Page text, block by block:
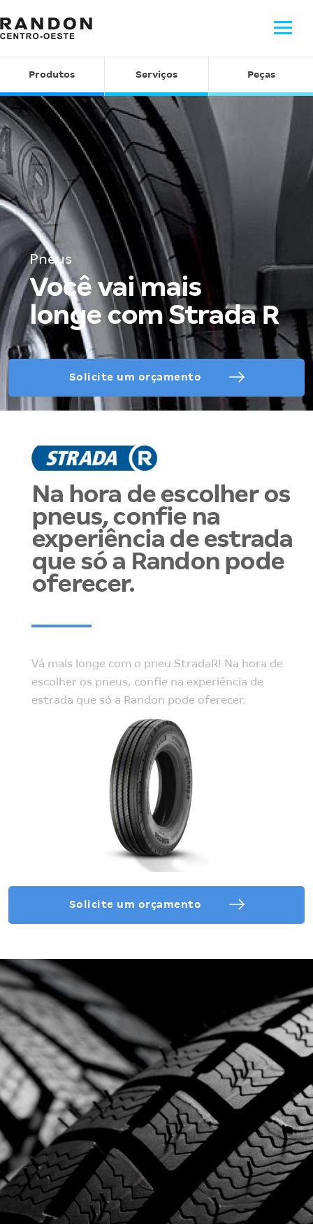
Produtos Serviços Peças
Pneus
Você vai mais
longe com Strada R
Solicite um orçamento
Na hora de escolher os
pneus, confie na
experiência de estrada
que só a Randon pode
oferecer.
Vá mais longe com o pneu StradaR! Na hora de
escolher os pneus, confie na experiência de
estrada que só a Randon pode oferecer.
Solicite um orçamento